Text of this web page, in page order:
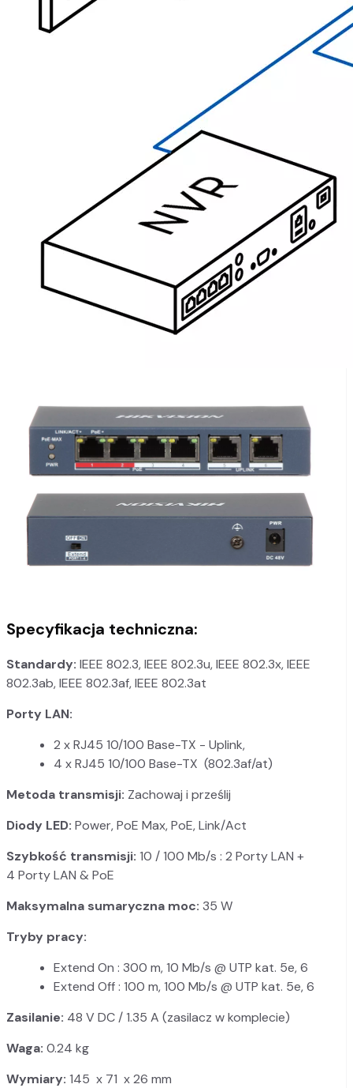
Specyfikacja techniczna:
Standardy: IEEE 802.3, IEEE 802.3u, IEEE 802.3x, IEEE
802.3ab, IEEE 802.3af, IEEE 802.3at
Porty LAN:
2 x RJ45 10/100 Base-TX - Uplink,
4 x RJ45 10/100 Base-TX (802.3af/at)
Metoda transmisji: Zachowaj i prześlij
Diody LED: Power, PoE Max, PoE, Link/Act
Szybkość transmisji: 10 / 100 Mb/s : 2 Porty LAN +
4 Porty LAN & PoE
Maksymalna sumaryczna moc: 35 W
Tryby pracy:
Extend On : 300 m, 10 Mb/s @ UTP kat. 5e, 6
Extend Off : 100 m, 100 Mb/s @ UTP kat. 5e, 6
Zasilanie: 48 V DC / 1.35 A (zasilacz w komplecie)
Waga: 0.24 kg
Wymiary: 145 x 71 x 26 mm